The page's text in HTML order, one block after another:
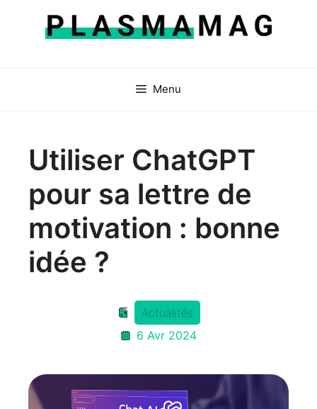
Menu
Utiliser ChatGPT
pour sa lettre de
motivation : bonne
idée ?
Actualités
6 Avr 2024